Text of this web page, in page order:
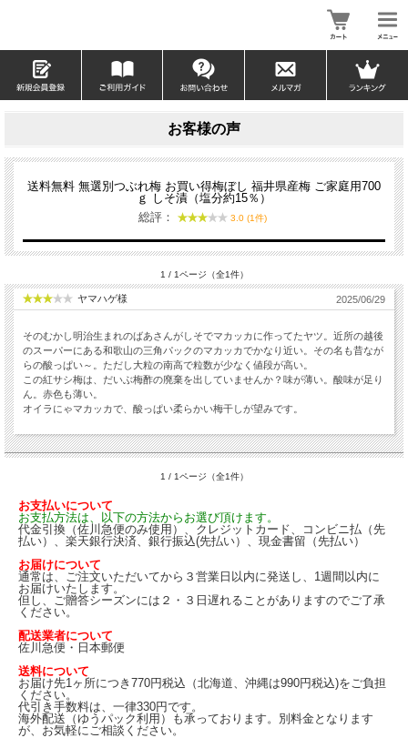
お客様の声
送料無料 無選別つぶれ梅 お買い得梅ぼし 福井県産梅 ご家庭用700
ｇ しそ漬（塩分約15％）
総評：
3.0 (1件)
1 / 1ページ（全1件）
ヤマハゲ様 2025/06/29
そのむかし明治生まれのばあさんがしそでマカッカに作ってたヤツ。近所の越後
のスーパーにある和歌山の三角パックのマカッカでかなり近い。その名も昔なが
らの酸っぱい～。ただし大粒の南高で粒数が少なく値段が高い。
この紅サシ梅は、だいぶ梅酢の廃棄を出していませんか？味が薄い。酸味が足り
ん。赤色も薄い。
オイラにゃマカッカで、酸っぱい柔らかい梅干しが望みです。
1 / 1ページ（全1件）
お支払いについて
お支払方法は、以下の方法からお選び頂けます。
代金引換（佐川急便のみ使用）、クレジットカード、コンビニ払（先
払い）、楽天銀行決済、銀行振込(先払い）、現金書留（先払い）
お届けについて
通常は、ご注文いただいてから３営業日以内に発送し、1週間以内に
お届けいたします。
但し、ご贈答シーズンには２・３日遅れることがありますのでご了承
ください。
配送業者について
佐川急便・日本郵便
送料について
お届け先1ヶ所につき770円税込（北海道、沖縄は990円税込)をご負担
ください。
代引き手数料は、一律330円です。
海外配送（ゆうパック利用）も承っております。別料金となります
が、お気軽にご相談ください。